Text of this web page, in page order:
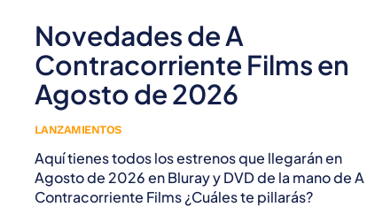
Novedades de A
Contracorriente Films en
Agosto de 2026
LANZAMIENTOS
Aquí tienes todos los estrenos que llegarán en
Agosto de 2026 en Bluray y DVD de la mano de A
Contracorriente Films ¿Cuáles te pillarás?